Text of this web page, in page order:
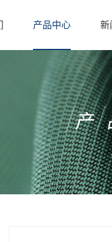
产品中心 新